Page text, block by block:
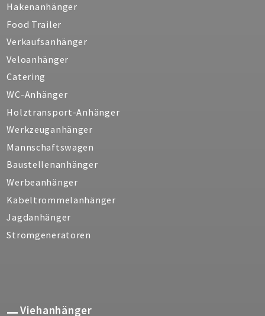
Hakenanhänger
Food Trailer
Verkaufsanhänger
Veloanhänger
Catering
WC-Anhänger
Holztransport-Anhänger
Werkzeuganhänger
Mannschaftswagen
Baustellenanhänger
Werbeanhänger
Kabeltrommelanhänger
Jagdanhänger
Stromgeneratoren
Viehanhänger